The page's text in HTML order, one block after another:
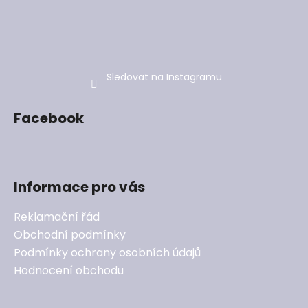
Sledovat na Instagramu
Facebook
Informace pro vás
Reklamační řád
Obchodní podmínky
Podmínky ochrany osobních údajů
Hodnocení obchodu